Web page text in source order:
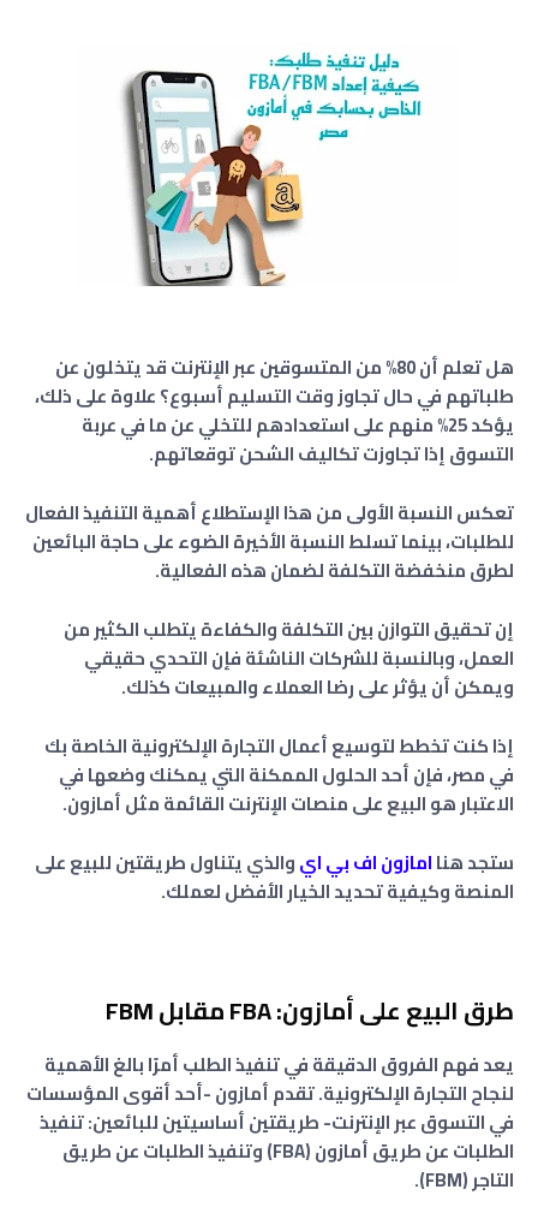
هل تعلم أن 80% من المتسوقين عبر الإنترنت قد يتخلون عن
طلباتهم في حال تجاوز وقت التسليم أسبوع؟ علاوة على ذلك،
يؤكد 25% منهم على استعدادهم للتخلي عن ما في عربة
التسوق إذا تجاوزت تكاليف الشحن توقعاتهم.
تعكس النسبة الأولى من هذا الإستطلاع أهمية التنفيذ الفعال
للطلبات، بينما تسلط النسبة الأخيرة الضوء على حاجة البائعين
لطرق منخفضة التكلفة لضمان هذه الفعالية.
إن تحقيق التوازن بين التكلفة والكفاءة يتطلب الكثير من
العمل، وبالنسبة للشركات الناشئة فإن التحدي حقيقي
ويمكن أن يؤثر على رضا العملاء والمبيعات كذلك.
إذا كنت تخطط لتوسيع أعمال التجارة الإلكترونية الخاصة بك
في مصر، فإن أحد الحلول الممكنة التي يمكنك وضعها في
الاعتبار هو البيع على منصات الإنترنت القائمة مثل أمازون.
ستجد هناامازون اف بي ايوالذي يتناول طريقتين للبيع على
المنصة وكيفية تحديد الخيار الأفضل لعملك.
طرق البيع على أمازون: FBA مقابل FBM
يعد فهم الفروق الدقيقة في تنفيذ الطلب أمرًا بالغ الأهمية
لنجاح التجارة الإلكترونية. تقدم أمازون -أحد أقوى المؤسسات
في التسوق عبر الإنترنت- طريقتين أساسيتين للبائعين: تنفيذ
الطلبات عن طريق أمازون (FBA) وتنفيذ الطلبات عن طريق
التاجر (FBM).